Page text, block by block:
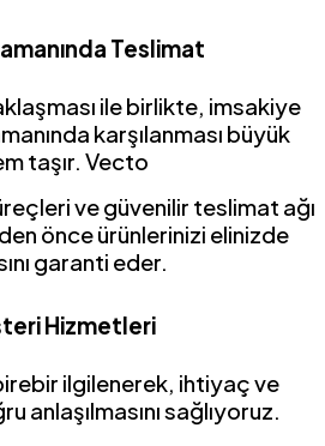
Teslimat
ile birlikte, imsakiye
karşılanması büyük
taşır. Vecto
ve güvenilir teslimat ağı
önce ürünlerinizi elinizde
garanti eder.
Hizmetleri
ilgilenerek, ihtiyaç ve
anlaşılmasını sağlıyoruz.